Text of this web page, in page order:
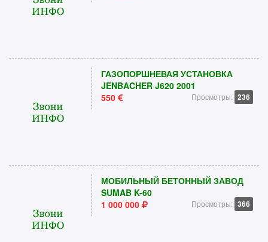
ГАЗОПОРШНЕВАЯ УСТАНОВКА
JENBACHER J620 2001
550
Просмотры: 236
МОБИЛЬНЫЙ БЕТОННЫЙ ЗАВОД
SUMAB K-60
1 000 000
Просмотры: 366